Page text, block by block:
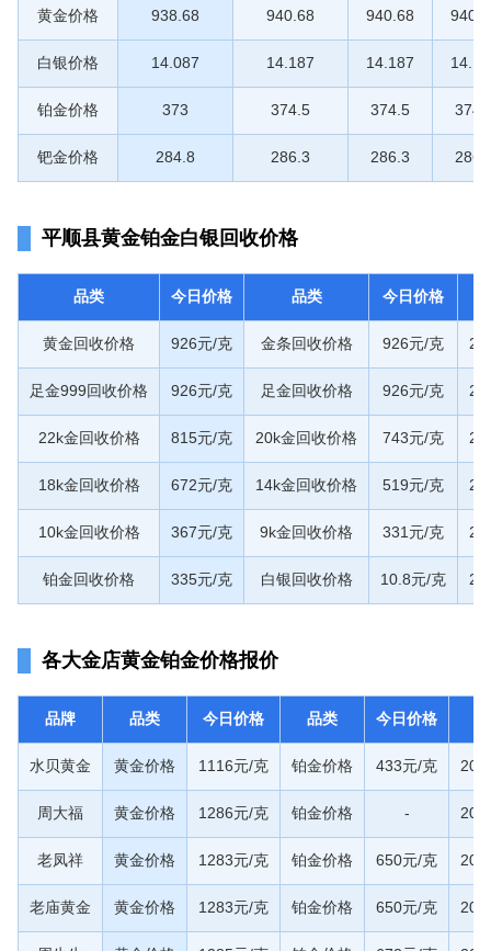
黄金价格 938.68 940.68 940.68
白银价格 14.087 14.187 14.187
铂金价格 373 374.5 374.5
钯金价格 284.8 286.3 286.3
平顺县黄金铂金白银回收价格
品类 今日价格 品类 今日价格
黄金回收价格 926元/克 金条回收价格 926元/克
足金999回收价格 926元/克 足金回收价格 926元/克
22k金回收价格 815元/克 20k金回收价格 743元/克
18k金回收价格 672元/克 14k金回收价格 519元/克
10k金回收价格 367元/克 9k金回收价格 331元/克
铂金回收价格 335元/克 白银回收价格 10.8元/克
各大金店黄金铂金价格报价
品牌 品类 今日价格 品类 今日价格
水贝黄金 黄金价格 1116元/克 铂金价格 433元/克
周大福 黄金价格 1286元/克 铂金价格 -
老凤祥 黄金价格 1283元/克 铂金价格 650元/克
老庙黄金 黄金价格 1283元/克 铂金价格 650元/克